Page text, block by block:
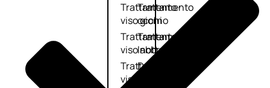
Trattamento
viso giorno
Trattamento
viso notte
Trattamento
viso 24 ore
Trattamento
occhi
Trattamento
labbra
Detergenti